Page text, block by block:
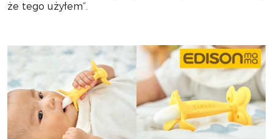
że tego użyłem”.